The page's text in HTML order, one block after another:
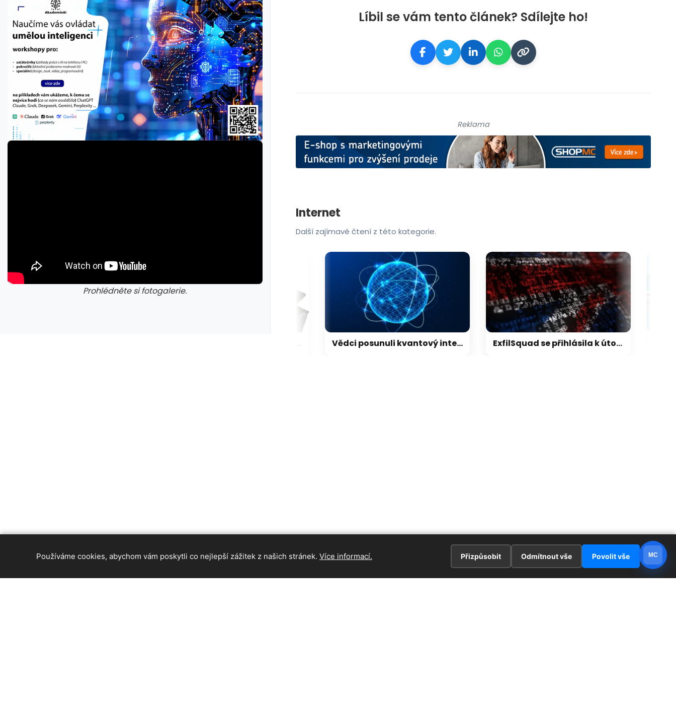
Prohlédněte si fotogalerie.
galerie: cviky galerie: cviky
Líbil se vám tento článek? Sdílejte ho!
Reklama
Internet
Další zajímavé čtení z této kategorie.
Vědci posunuli kvantový internet. Propojili ho s běžným internetem ExfilSquad se přihlásila k útoku na britskou policii. Žádala výkupné za mlčení
Používáme cookies, abychom vám poskytli co nejlepší zážitek z našich stránek. Více informací. Přizpůsobit Odmítnout vše Povolit vše MC